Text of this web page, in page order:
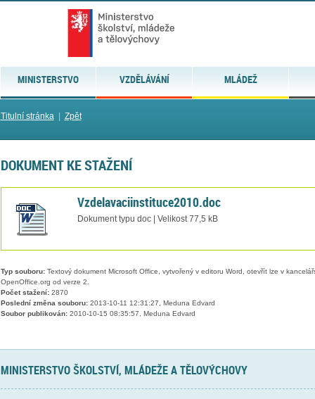
MINISTERSTVO VZDĚLÁVÁNÍ MLÁDEŽ
Titulní stránka| Zpět
DOKUMENT KE STAŽENÍ
Vzdelavaciinstituce2010.doc
Dokument typu doc | Velikost 77,5 kB
Typ souboru:Textový dokument Microsoft Office, vytvořený v editoru Word, otevřít lze v
OpenOffice.org od verze 2.
Počet stažení:2870
Poslední změna souboru:2013-10-11 12:31:27, Meduna Edvard
Soubor publikován:2010-10-15 08:35:57, Meduna Edvard
MINISTERSTVO ŠKOLSTVÍ, MLÁDEŽE A TĚLOVÝCHOVY